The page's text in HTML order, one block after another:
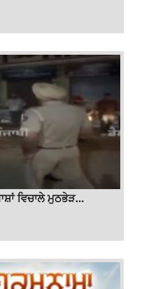
ਵਿਚਾਲੇ ਮੁਠਭੇੜ...